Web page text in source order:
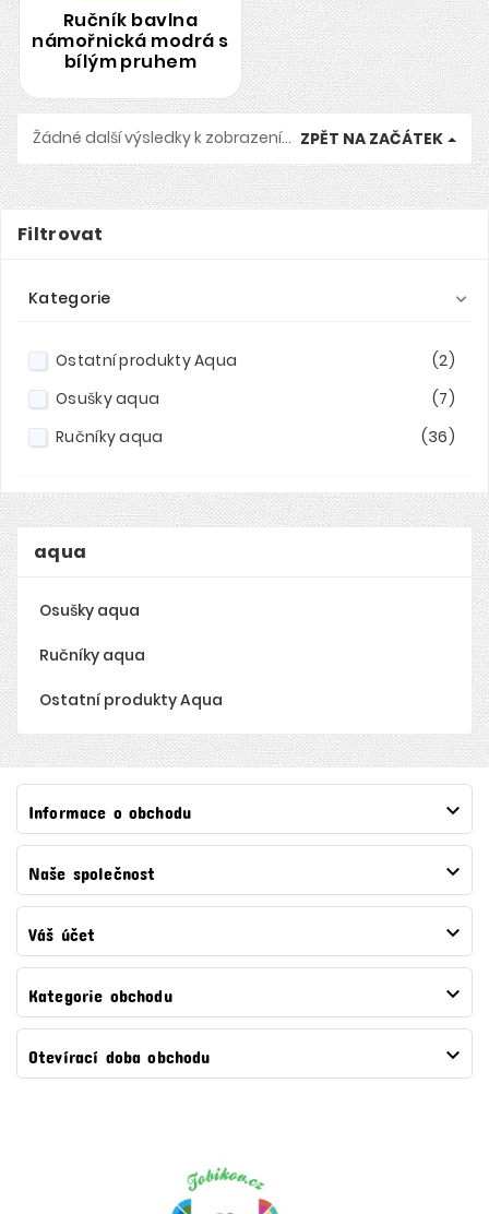
Ručník bavlna
námořnická modrá s
bílým pruhem
Žádné další výsledky k zobrazení... ZPĚT NA ZAČÁTEK
Filtrovat
Kategorie 
Ostatní produkty Aqua
(2)
Osušky aqua
(7)
Ručníky aqua
(36)
aqua
Osušky aqua
Ručníky aqua
Ostatní produkty Aqua
Informace o obchodu 
Naše společnost 
Váš účet 
Kategorie obchodu 
Otevírací doba obchodu 